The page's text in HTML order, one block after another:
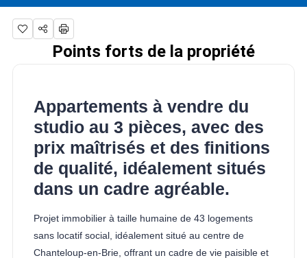
Points forts de la propriété
Appartements à vendre du
studio au 3 pièces, avec des
prix maîtrisés et des finitions
de qualité, idéalement situés
dans un cadre agréable.
Projet immobilier à taille humaine de 43 logements
sans locatif social, idéalement situé au centre de
Chanteloup-en-Brie, offrant un cadre de vie paisible et